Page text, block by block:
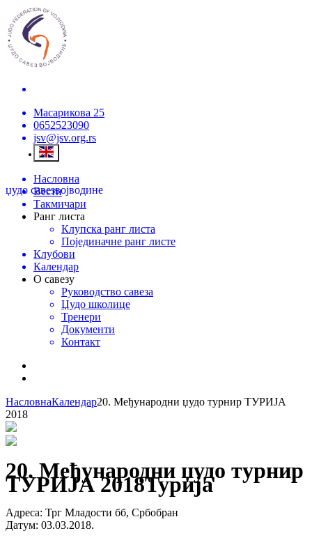
Масарикова 25
0652523090
jsv@jsv.org.rs
џудо савезвојводине
Насловна
Вести
Такмичари
Ранг листа
Клупска ранг листа
Појединачне ранг листе
Клубови
Календар
О савезу
Руководство савеза
Џудо школице
Тренери
Документи
Контакт
НасловнаКалендар20. Међународни џудо турнир ТУРИЈА
2018
20. Међународни џудо турнир
ТУРИЈА 2018Турија
Адреса: Трг Младости бб, Србобран
Датум: 03.03.2018.